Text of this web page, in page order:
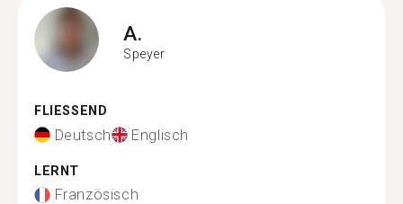
A.
Speyer
FLIESSEND
Deutsch Englisch
LERNT
Französisch